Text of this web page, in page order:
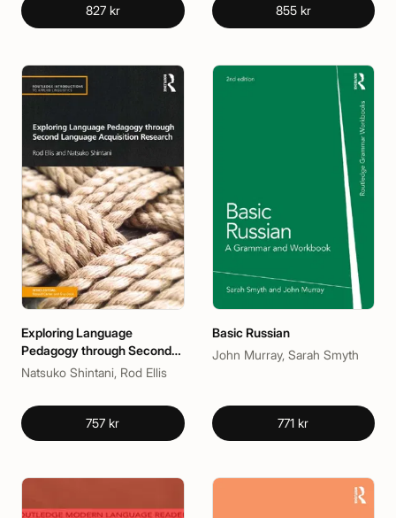
827 kr 855 kr
Exploring Language
Pedagogy through Second
Language Acquisition
Natsuko Shintani, Rod Ellis
757 kr
Basic Russian
John Murray, Sarah Smyth
771 kr